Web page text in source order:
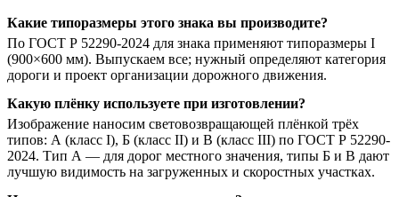
Какие типоразмеры этого знака вы производите?
По ГОСТ Р 52290-2024 для знака применяют типоразмеры I
(900×600 мм). Выпускаем все; нужный определяют категория
дороги и проект организации дорожного движения.
Какую плёнку используете при изготовлении?
Изображение наносим световозвращающей плёнкой трёх
типов: А (класс I), Б (класс II) и В (класс III) по ГОСТ Р 52290-
2024. Тип А — для дорог местного значения, типы Б и В дают
лучшую видимость на загруженных и скоростных участках.